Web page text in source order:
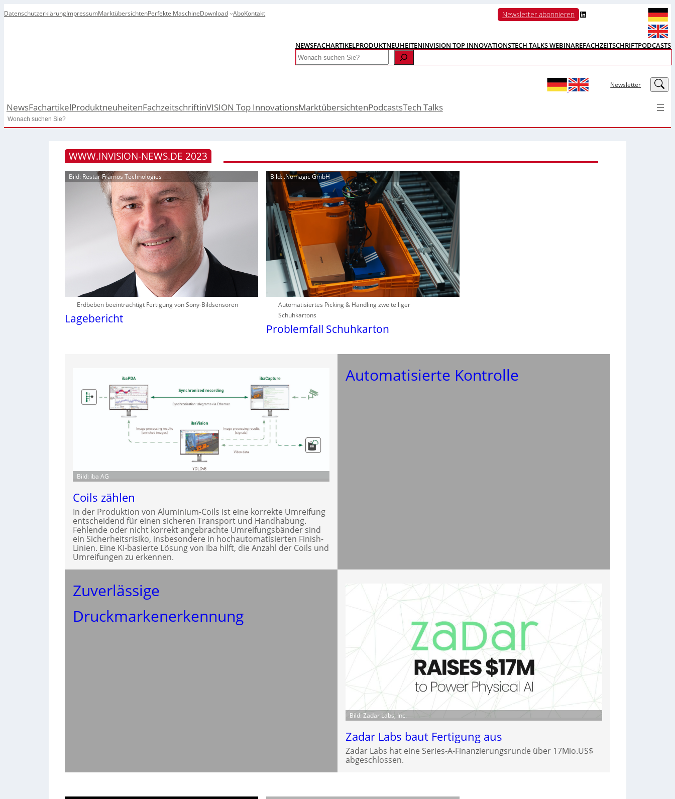
DatenschutzerklärungImpressumMarktübersichtenPerfekte MaschineDownload AboKontakt Newsletter abonnieren LinkedIn
NEWSFACHARTIKELPRODUKTNEUHEITENINVISION TOP INNOVATIONSTECH TALKS WEBINAREFACHZEITSCHRIFTPODCASTS
Search
Newsletter LinkedIn
NewsFachartikelProduktneuheitenFachzeitschriftinVISION Top InnovationsMarktübersichtenPodcastsTech Talks
Search
WWW.INVISION-NEWS.DE 2023
Bild: Restar Framos Technologies
Erdbeben beeinträchtigt Fertigung von Sony-Bildsensoren
Lagebericht
Bild: .Nomagic GmbH
Automatisiertes Picking & Handling zweiteiliger
Schuhkartons
Problemfall Schuhkarton
Bild: iba AG
Coils zählen
In der Produktion von Aluminium-Coils ist eine korrekte Umreifung
entscheidend für einen sicheren Transport und Handhabung.
Fehlende oder nicht korrekt angebrachte Umreifungsbänder sind
ein Sicherheitsrisiko, insbesondere in hochautomatisierten Finish-
Linien. Eine KI-basierte Lösung von Iba hilft, die Anzahl der Coils und
Umreifungen zu erkennen.
Automatisierte Kontrolle
Zuverlässige
Druckmarkenerkennung
Bild: Zadar Labs, Inc.
Zadar Labs baut Fertigung aus
Zadar Labs hat eine Series-A-Finanzierungsrunde über 17Mio.US$
abgeschlossen.